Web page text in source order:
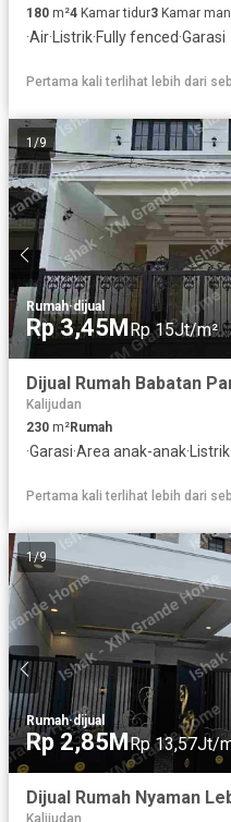
180 m²4 Kamar tidur3 Kamar
·Air·Listrik·Fully fenced·Garasi
Pertama kali terlihat lebih dari
1 /9
Rumah·dijual
Rp 3,45M Rp 15Jt/m²
Kalijudan
230 m²Rumah
·Garasi·Area anak-anak· Listrik
Pertama kali terlihat lebih dari
1/9
Rumah·dijual
Rp 2,85MRp 13,57Jt/
Kalijudan